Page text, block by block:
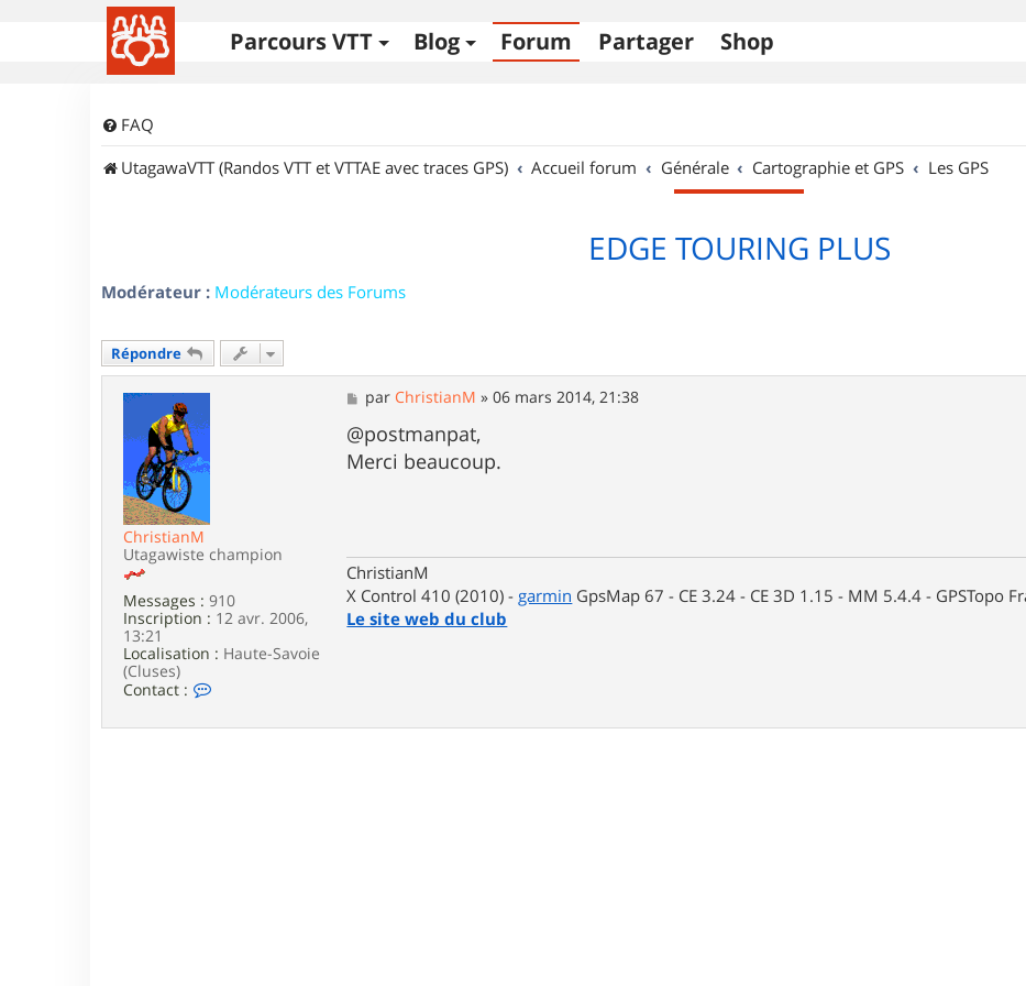
Parcours VTT Blog Forum Partager Shop
FAQ
UtagawaVTT (Randos VTT et VTTAE avec traces GPS)
Accueil forum Générale Cartographie et GPS Les GPS
EDGE TOURING PLUS
Modérateur : Modérateurs des Forums
Répondre
ChristianM
Utagawiste champion
Messages : 910
Inscription : 12 avr. 2006,
13:21
Localisation : Haute-Savoie
(Cluses)
Contact :
M
e
s
s
a
par ChristianM »06 mars 2014, 21:38
@postmanpat,
Merci beaucoup.
ChristianM
X Control 410 (2010) - garmin GpsMap 67 - CE 3.24 - CE 3D 1.15 - MM 5.4.4 - GPSTopo
Le site web du club